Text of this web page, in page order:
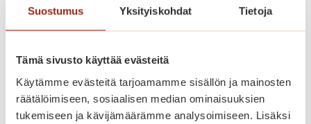
Suostumus Yksityiskohdat Tietoja
Tämä sivusto käyttää evästeitä
Käytämme evästeitä tarjoamamme sisällön ja mainosten
räätälöimiseen, sosiaalisen median ominaisuuksien
tukemiseen ja kävijämäärämme analysoimiseen. Lisäksi
laajennusosa, jossa on 58 asuntoa
kooltaan 43,5-87 m². Dosentinrinteen
parvekkeillaan, joilta avautuu kauniit
näkymät Koneenpuistoon. Lisäksi
talossa on muun muassa jalkahoitajan